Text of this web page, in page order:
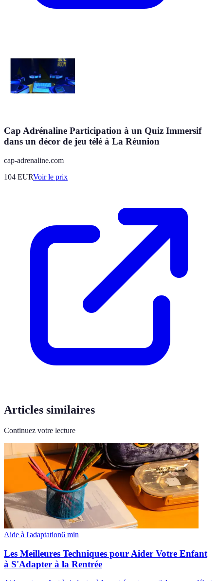
Cap Adrénaline Participation à un Quiz Immersif
dans un décor de jeu télé à La Réunion
cap-adrenaline.com
104 EURVoir le prix
Articles similaires
Continuez votre lecture
Aide à l'adaptation6 min
Les Meilleures Techniques pour Aider Votre Enfant
à S'Adapter à la Rentrée